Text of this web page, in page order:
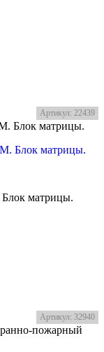
Артикул: 22439
Блок матрицы.
матрицы.
Артикул: 32940